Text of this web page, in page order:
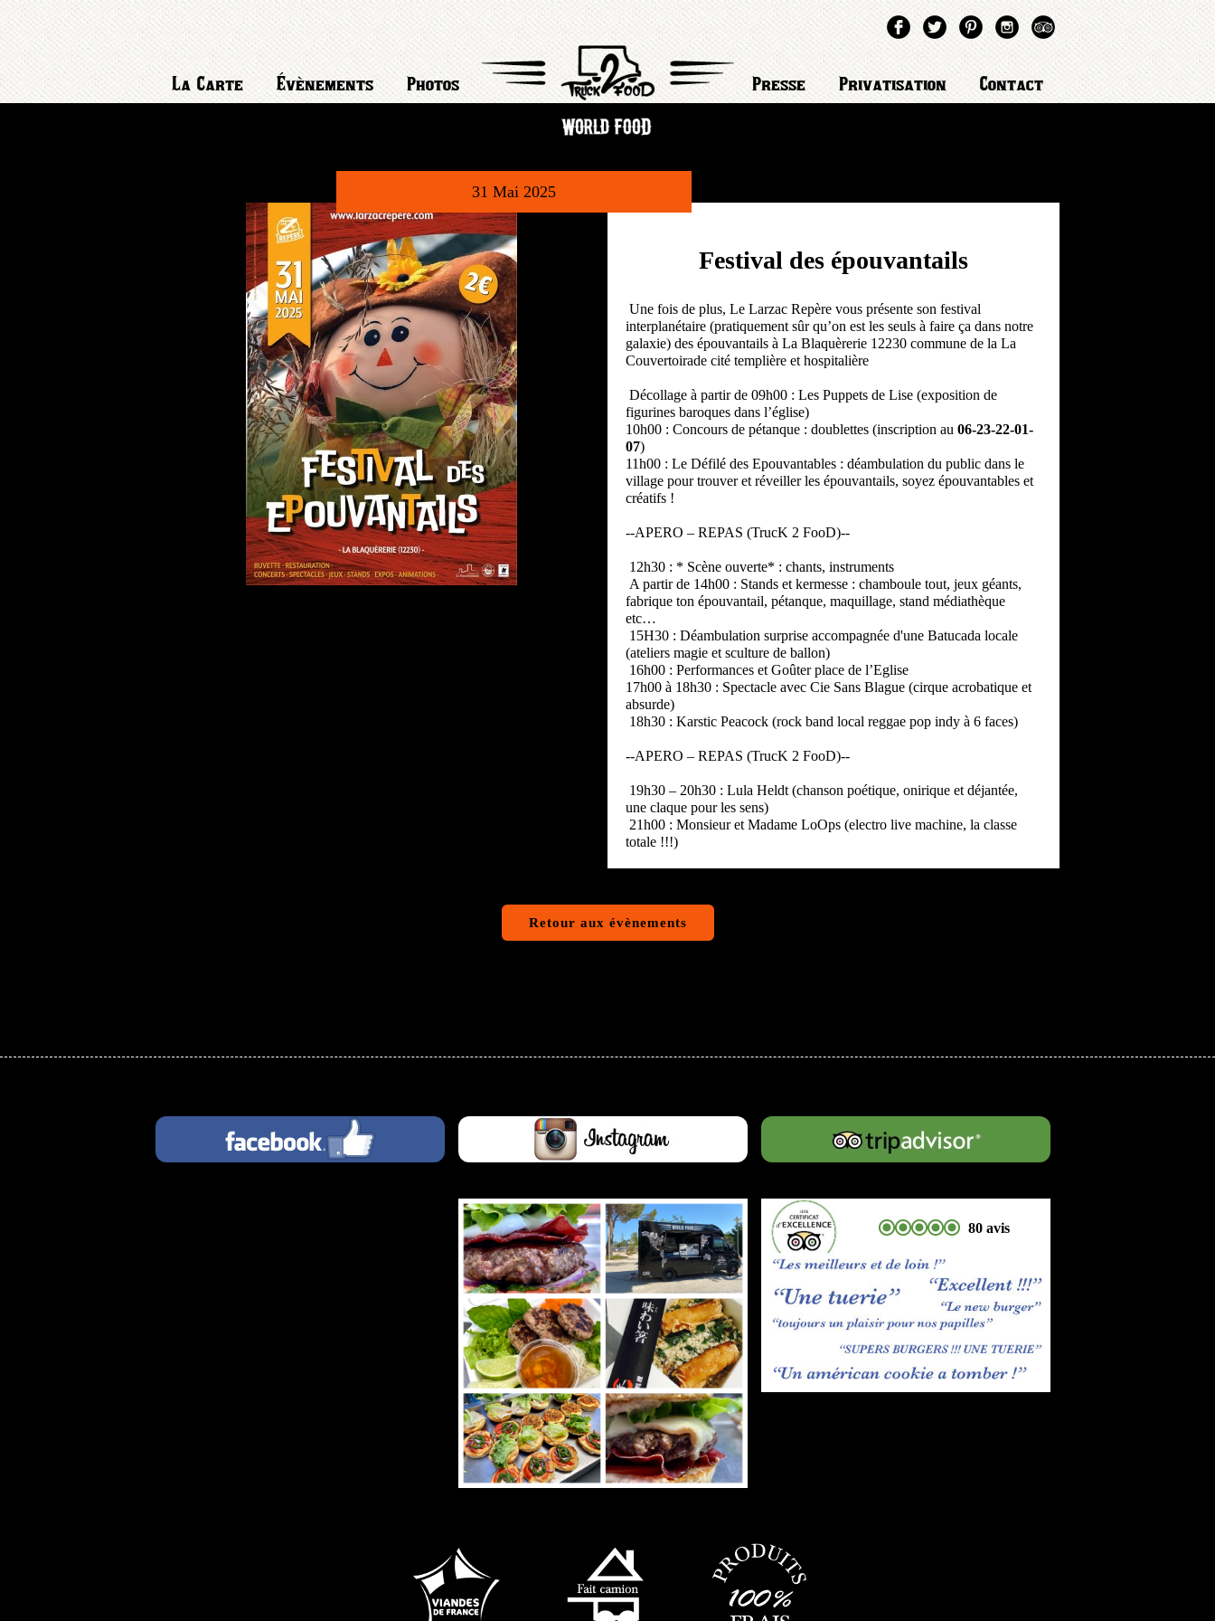
La Carte Évènements Photos Presse Privatisation Contact
31 Mai 2025
Festival des épouvantails
Une fois de plus, Le Larzac Repère vous présente son festival
interplanétaire (pratiquement sûr qu’on est les seuls à faire ça dans notre
galaxie) des épouvantails à La Blaquèrerie 12230 commune de la La
Couvertoirade cité templière et hospitalière
Décollage à partir de 09h00 : Les Puppets de Lise (exposition de
figurines baroques dans l’église)
10h00 : Concours de pétanque : doublettes (inscription au 06-23-22-01-
07)
11h00 : Le Défilé des Epouvantables : déambulation du public dans le
village pour trouver et réveiller les épouvantails, soyez épouvantables et
créatifs !
--APERO – REPAS (TrucK 2 FooD)--
12h30 : * Scène ouverte* : chants, instruments
A partir de 14h00 : Stands et kermesse : chamboule tout, jeux géants,
fabrique ton épouvantail, pétanque, maquillage, stand médiathèque
etc…
15H30 : Déambulation surprise accompagnée d'une Batucada locale
(ateliers magie et sculture de ballon)
16h00 : Performances et Goûter place de l’Eglise
17h00 à 18h30 : Spectacle avec Cie Sans Blague (cirque acrobatique et
absurde)
18h30 : Karstic Peacock (rock band local reggae pop indy à 6 faces)
--APERO – REPAS (TrucK 2 FooD)--
19h30 – 20h30 : Lula Heldt (chanson poétique, onirique et déjantée,
une claque pour les sens)
21h00 : Monsieur et Madame LoOps (electro live machine, la classe
totale !!!)
Retour aux évènements
80 avis